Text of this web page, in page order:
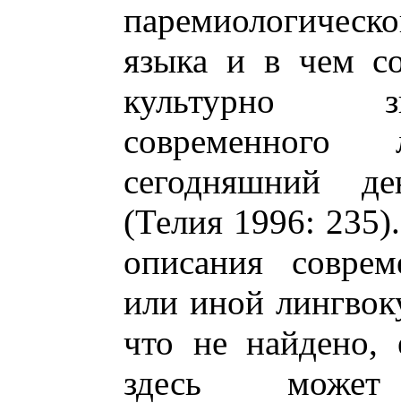
языка и в чем
культурно
современного
сегодняшний
(Телия 1996:
описания
или иной
что не найдено,
здесь